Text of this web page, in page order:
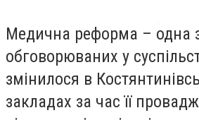
Медична реформа – одна
обговорюваних у
змінилося в
закладах за час її